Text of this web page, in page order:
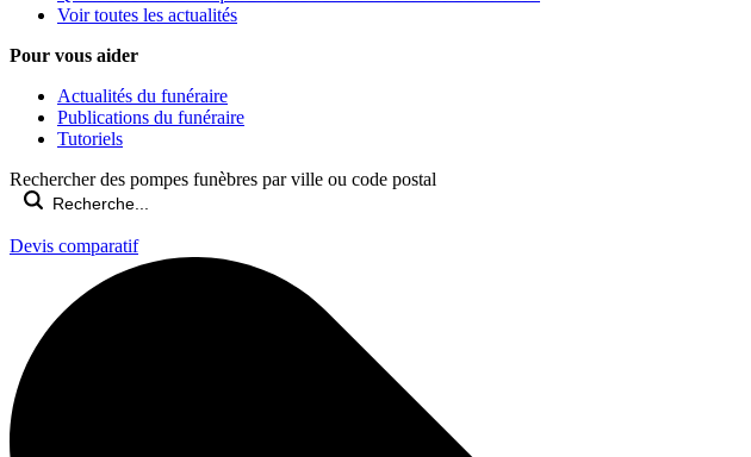
Voir toutes les actualités
Pour vous aider
Actualités du funéraire
Publications du funéraire
Tutoriels
Rechercher des pompes funèbres par ville ou code postal
Devis comparatif